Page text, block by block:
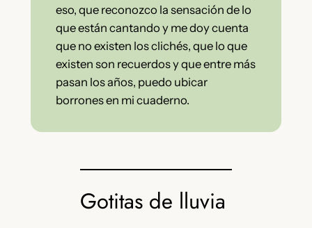
eso, que reconozco la sensación de lo
que están cantando y me doy cuenta
que no existen los clichés, que lo que
existen son recuerdos y que entre más
pasan los años, puedo ubicar
borrones en mi cuaderno.
Gotitas de lluvia